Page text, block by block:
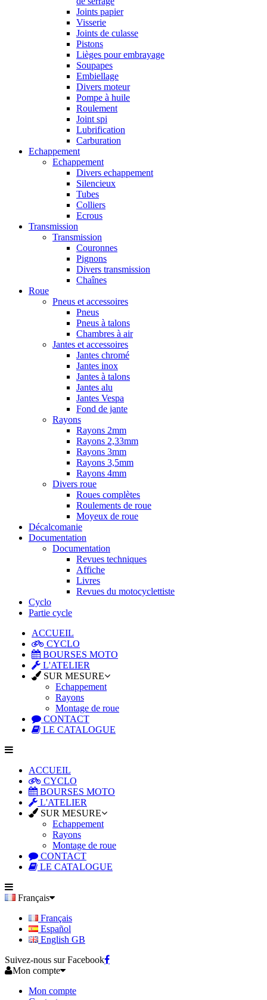
Joints papier
Visserie
Joints de culasse
Pistons
Lièges pour embrayage
Soupapes
Embiellage
Divers moteur
Pompe à huile
Roulement
Joint spi
Lubrification
Carburation
Echappement
Echappement
Divers echappement
Silencieux
Tubes
Colliers
Ecrous
Transmission
Transmission
Couronnes
Pignons
Divers transmission
Chaînes
Roue
Pneus et accessoires
Pneus
Pneus à talons
Chambres à air
Jantes et accessoires
Jantes chromé
Jantes inox
Jantes à talons
Jantes alu
Jantes Vespa
Fond de jante
Rayons
Rayons 2mm
Rayons 2,33mm
Rayons 3mm
Rayons 3,5mm
Rayons 4mm
Divers roue
Roues complètes
Roulements de roue
Moyeux de roue
Décalcomanie
Documentation
Documentation
Revues techniques
Affiche
Livres
Revues du motocyclettiste
Cyclo
Partie cycle
ACCUEIL
CYCLO
BOURSES MOTO
L'ATELIER
SUR MESURE
Echappement
Rayons
Montage de roue
CONTACT
LE CATALOGUE
ACCUEIL
CYCLO
BOURSES MOTO
L'ATELIER
SUR MESURE
Echappement
Rayons
Montage de roue
CONTACT
LE CATALOGUE
Français
Français
Español
English GB
Suivez-nous sur Facebook
Mon compte
Mon compte